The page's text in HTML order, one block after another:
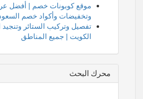
موقع كوبونات خصم | أفضل
وتخفيضات وأكواد خصم
تفصيل وتركيب الستائر
الكويت | جميع المناطق
محرك البحث